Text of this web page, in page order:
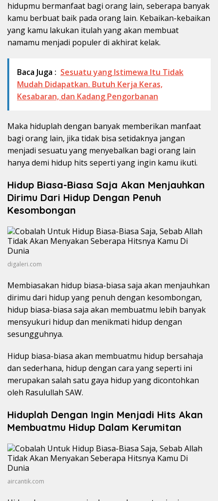
hidupmu bermanfaat bagi orang lain, seberapa banyak
kamu berbuat baik pada orang lain. Kebaikan-kebaikan
yang kamu lakukan itulah yang akan membuat
namamu menjadi populer di akhirat kelak.
Baca Juga : Sesuatu yang Istimewa Itu Tidak
Mudah Didapatkan. Butuh Kerja Keras,
Kesabaran, dan Kadang Pengorbanan
Maka hiduplah dengan banyak memberikan manfaat
bagi orang lain, jika tidak bisa setidaknya jangan
menjadi sesuatu yang menyebalkan bagi orang lain
hanya demi hidup hits seperti yang ingin kamu ikuti.
Hidup Biasa-Biasa Saja Akan Menjauhkan
Dirimu Dari Hidup Dengan Penuh
Kesombongan
digaleri.com
Membiasakan hidup biasa-biasa saja akan menjauhkan
dirimu dari hidup yang penuh dengan kesombongan,
hidup biasa-biasa saja akan membuatmu lebih banyak
mensyukuri hidup dan menikmati hidup dengan
sesungguhnya.
Hidup biasa-biasa akan membuatmu hidup bersahaja
dan sederhana, hidup dengan cara yang seperti ini
merupakan salah satu gaya hidup yang dicontohkan
oleh Rasulullah SAW.
Hiduplah Dengan Ingin Menjadi Hits Akan
Membuatmu Hidup Dalam Kerumitan
aircantik.com